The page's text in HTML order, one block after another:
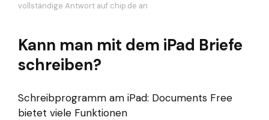
vollständige Antwort auf chip.de an
Kann man mit dem iPad Briefe
schreiben?
Schreibprogramm am iPad: Documents Free
bietet viele Funktionen